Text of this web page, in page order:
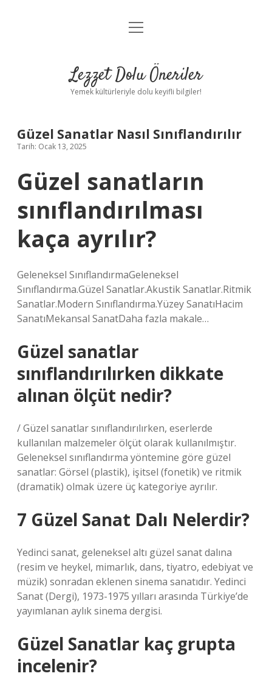
Anasayfa
Yasal Uyarı
menüyü
Lezzet Dolu Öneriler
Yemek kültürleriyle dolu keyifli bilgiler!
Güzel Sanatlar Nasıl Sınıflandırılır
Tarih: Ocak 13, 2025
Güzel sanatların
sınıflandırılması
kaça ayrılır?
Geleneksel SınıflandırmaGeleneksel
Sınıflandırma.Güzel Sanatlar.Akustik Sanatlar.Ritmik
Sanatlar.Modern Sınıflandırma.Yüzey SanatıHacim
SanatıMekansal SanatDaha fazla makale…
Güzel sanatlar
sınıflandırılırken dikkate
alınan ölçüt nedir?
/ Güzel sanatlar sınıflandırılırken, eserlerde
kullanılan malzemeler ölçüt olarak kullanılmıştır.
Geleneksel sınıflandırma yöntemine göre güzel
sanatlar: Görsel (plastik), işitsel (fonetik) ve ritmik
(dramatik) olmak üzere üç kategoriye ayrılır.
7 Güzel Sanat Dalı Nelerdir?
Yedinci sanat, geleneksel altı güzel sanat dalına
(resim ve heykel, mimarlık, dans, tiyatro, edebiyat ve
müzik) sonradan eklenen sinema sanatıdır. Yedinci
Sanat (Dergi), 1973-1975 yılları arasında Türkiye’de
yayımlanan aylık sinema dergisi.
Güzel Sanatlar kaç grupta
incelenir?